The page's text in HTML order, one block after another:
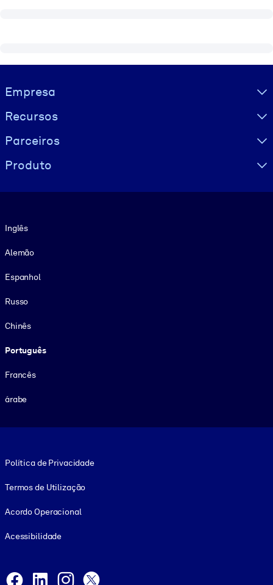
Visually hidden Text
Empresa
Recursos
Parceiros
Produto
Inglês
Alemão
Espanhol
Russo
Chinês
Português
Francês
árabe
Política de Privacidade
Termos de Utilização
Acordo Operacional
Acessibilidade
Facebook
LinkedInInstagram